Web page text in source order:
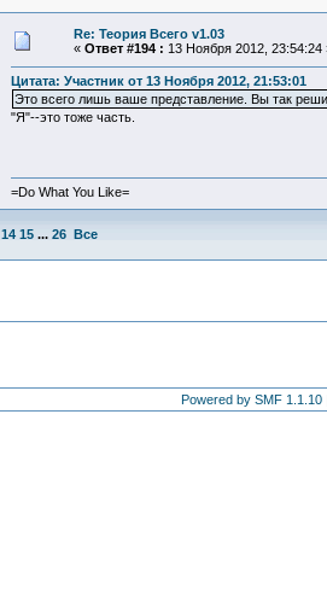
Re: Теория Всего v1.03
« Ответ #194 : 13 Ноября 2012, 23:54:24
Цитата: Участник от 13 Ноября 2012, 21:53:01
Это всего лишь ваше представление. Вы так
"Я"--это тоже часть.
=Do What You Like=
14 15 ... 26 Все
Powered by SMF 1.1.10